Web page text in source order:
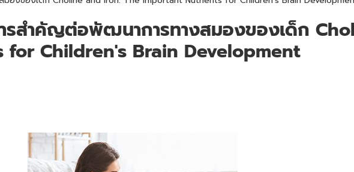
ารสำคัญต่อพัฒนาการทางสมองของเด็ก
Children's Brain Development